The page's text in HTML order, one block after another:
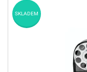
SKLADEM